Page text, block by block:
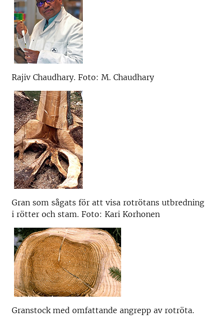
Rajiv Chaudhary. Foto: M. Chaudhary
Gran som sågats för att visa rotrötans utbredning
i rötter och stam. Foto: Kari Korhonen
Granstock med omfattande angrepp av rotröta.